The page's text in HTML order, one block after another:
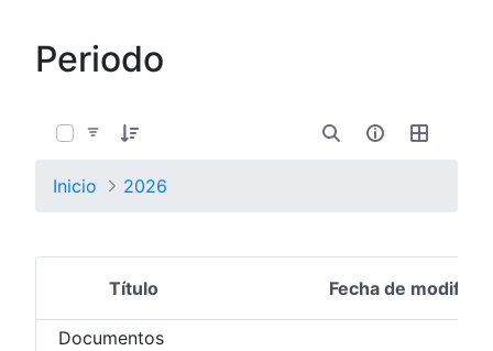
Periodo
Inicio 2026
Selección del elemento
Título Fecha de
Documentos